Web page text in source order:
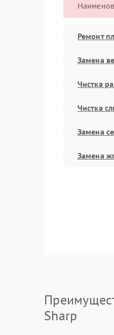
Ремонт
Замена
Чистка
Чистка
Замена
Замена
Sharp